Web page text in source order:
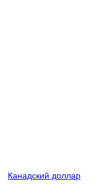
Канадский доллар